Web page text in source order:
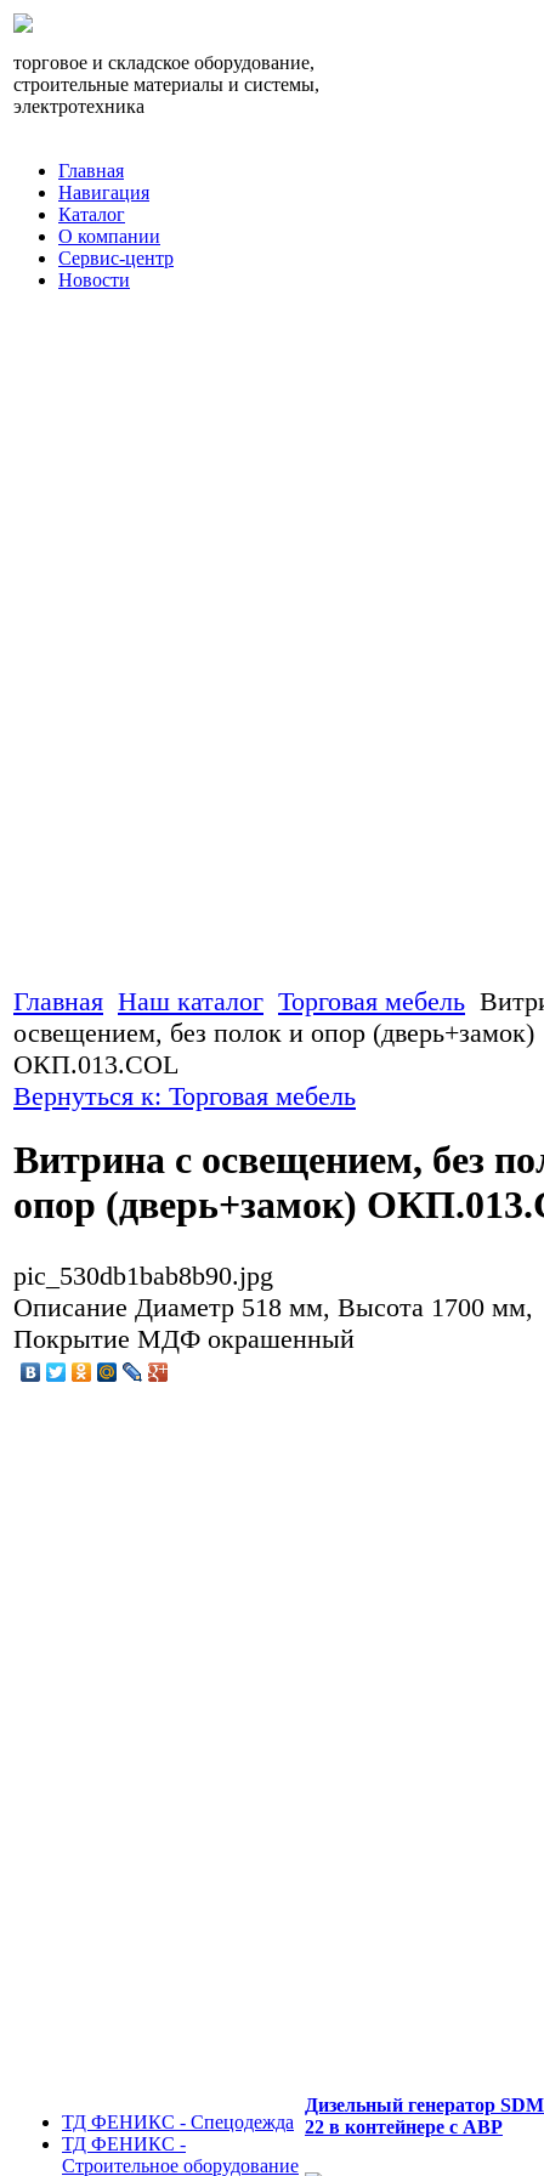
торговое и складское оборудование,
строительные материалы и системы,
электротехника
Главная
Навигация
Каталог
О компании
Сервис-центр
Новости
Главная Наш каталог Торговая мебель
освещением, без полок и опор (дверь+замок)
ОКП.013.COL
Вернуться к: Торговая мебель
Витрина с освещением, без
опор (дверь+замок)
pic_530db1bab8b90.jpg
Описание Диаметр 518 мм, Высота 1700 мм,
Покрытие МДФ окрашенный
ТД ФЕНИКС - Спецодежда
ТД ФЕНИКС -
Строительное оборудование
Дизельный генератор
22 в контейнере с АВР